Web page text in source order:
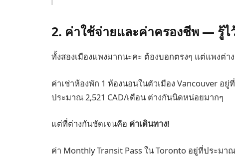
2. ค่าใช้จ่ายและค่าครองชีพ — รู้
ทั้งสองเมืองแพงมากนะคะ ต้องบอกตรงๆ แต่แพงต่า
ค่าเช่าห้องพัก 1 ห้องนอนในตัวเมือง Vancouver อ
ประมาณ 2,521 CAD/เดือน ต่างกันนิดหน่อยมากๆ
แต่ที่ต่างกันชัดเจนคือ ค่าเดินทาง!
ค่า Monthly Transit Pass ใน Toronto อยู่ที่ประมา